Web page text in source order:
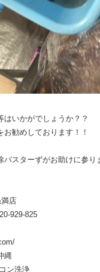
はいかがでしょうか？？
勧めしております！！
バスターずがお助けに参り
店
929-825
縄
ン洗浄